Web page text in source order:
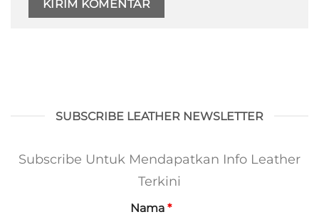
SUBSCRIBE LEATHER NEWSLETTER
Subscribe Untuk Mendapatkan Info Leather
Terkini
Nama *